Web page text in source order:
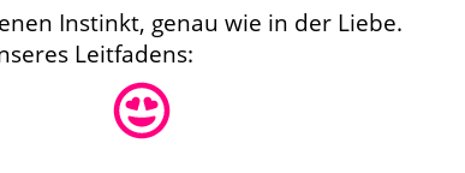
Instinkt, genau wie in der Liebe.
Leitfadens: